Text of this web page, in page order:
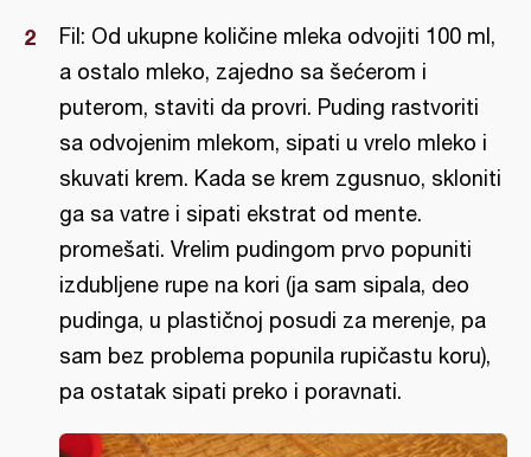
Fil: Od ukupne količine mleka odvojiti 100 ml,
a ostalo mleko, zajedno sa šećerom i
puterom, staviti da provri. Puding rastvoriti
sa odvojenim mlekom, sipati u vrelo mleko i
skuvati krem. Kada se krem zgusnuo, skloniti
ga sa vatre i sipati ekstrat od mente.
promešati. Vrelim pudingom prvo popuniti
izdubljene rupe na kori (ja sam sipala, deo
pudinga, u plastičnoj posudi za merenje, pa
sam bez problema popunila rupičastu koru),
pa ostatak sipati preko i poravnati.